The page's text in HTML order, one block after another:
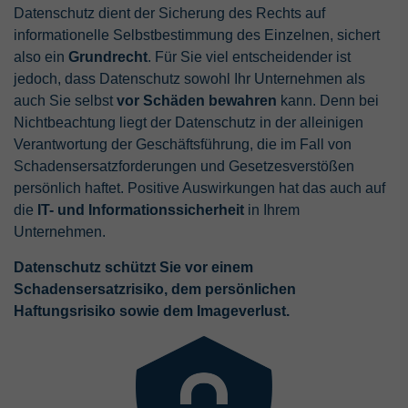
Datenschutz dient der Sicherung des Rechts auf
informationelle Selbstbestimmung des Einzelnen, sichert
also ein Grundrecht. Für Sie viel entscheidender ist
jedoch, dass Datenschutz sowohl Ihr Unternehmen als
auch Sie selbst vor Schäden bewahren kann. Denn bei
Nichtbeachtung liegt der Datenschutz in der alleinigen
Verantwortung der Geschäftsführung, die im Fall von
Schadensersatzforderungen und Gesetzesverstößen
persönlich haftet. Positive Auswirkungen hat das auch auf
die IT- und Informationssicherheit in Ihrem
Unternehmen.
Datenschutz schützt Sie vor einem
Schadensersatzrisiko, dem persönlichen
Haftungsrisiko sowie dem Imageverlust.
Anbieter TYPO3 CMS
Zweck
Wird von der Drittanbieter TYPO3-
Extension "staticfilecache" verwendet. Mit
Hilfe des Cookies wird der Login-Status
eines TYPO3-Benutzers gespeichert und
entsprechend der statische Cache aktiviert
bzw. deaktiviert.
Name be_lastLoginProvider
Anbieter TYPO3 CMS
Wird von TYPO3 verwendet. Das Cookie
enthält den Key des verwendeten TYPO3-
Laufzeit Sitzung
Zweck
Wird verwendet, um Daten zu Google
Analytics über das Gerät und das
Verhalten des Besuchers zu senden.
Erfasst den Besucher über Geräte und
Marketingkanäle hinweg.
Name Facebook Pixel
Anbieter
Laufzeit 1 Jahr
Analyse des Nutzerverhaltens und
verhaltensbezogene Werbung auf
Facebook
Name PREF
Anbieter
Laufzeit 8 Monate
Zweck
Wird von YouTube verwendet. Das Cookie
registriert eine eindeutige ID, die von
Google verwendet wird, um Statistiken
behalten.
YouTube